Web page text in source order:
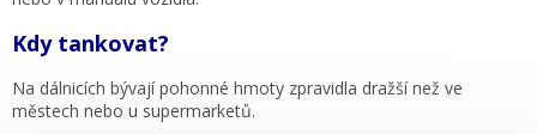
Kdy tankovat?
Na dálnicích bývají pohonné hmoty zpravidla dražší než ve
městech nebo u supermarketů.